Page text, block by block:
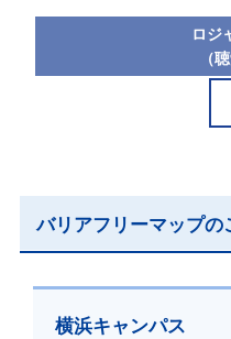
ロジ
（
バリアフリーマップの
横浜キャンパス